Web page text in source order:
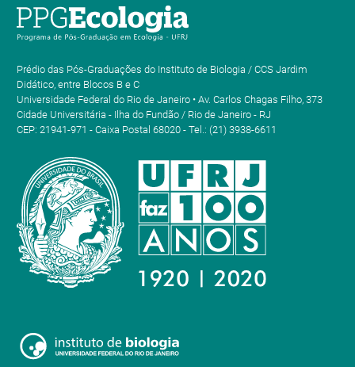
Prédio das Pós-Graduações do Instituto de Biologia / CCS Jardim
Didático, entre Blocos B e C
Universidade Federal do Rio de Janeiro • Av. Carlos Chagas Filho, 373
Cidade Universitária - Ilha do Fundão / Rio de Janeiro - RJ
CEP: 21941-971 - Caixa Postal 68020 - Tel.: (21) 3938-6611